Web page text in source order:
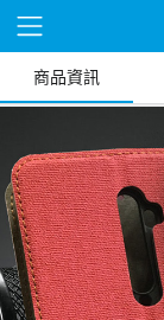
商品資訊